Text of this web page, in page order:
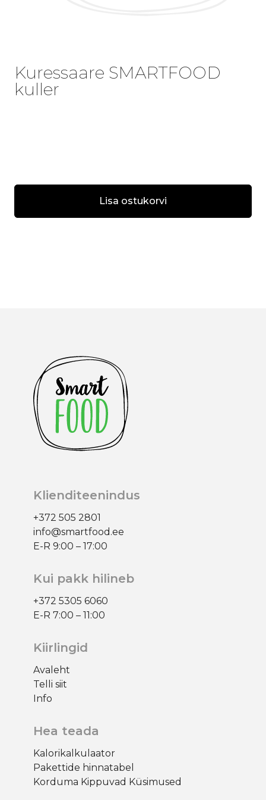
Kuressaare SMARTFOOD
kuller
Lisa ostukorvi
Klienditeenindus
+372 505 2801
info@smartfood.ee
E-R 9:00 – 17:00
Kui pakk hilineb
+372 5305 6060
E-R 7:00 – 11:00
Kiirlingid
Avaleht
Telli siit
Info
Hea teada
Kalorikalkulaator
Pakettide hinnatabel
Korduma Kippuvad Küsimused